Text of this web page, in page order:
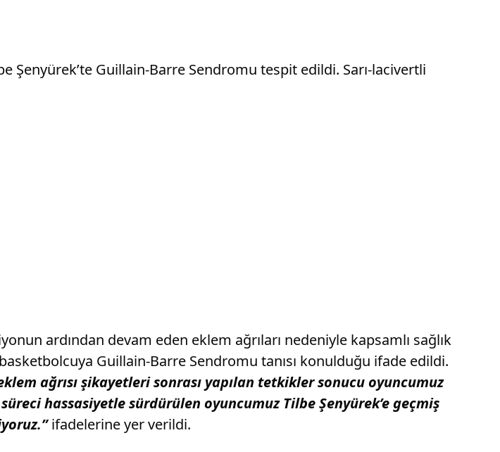
Şenyürek’te Guillain-Barre Sendromu tespit edildi. Sarı-lacivertli
ardından devam eden eklem ağrıları nedeniyle kapsamlı sağlık
Guillain-Barre Sendromu tanısı konulduğu ifade edildi.
ağrısı şikayetleri sonrası yapılan tetkikler sonucu oyuncumuz
hassasiyetle sürdürülen oyuncumuz Tilbe Şenyürek’e geçmiş
ifadelerine yer verildi.